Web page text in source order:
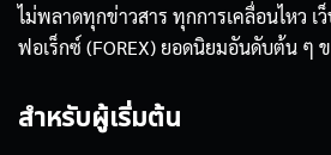
ไม่พลาดทุกข่าวสาร ทุกการเคลื่อนไหว เ
ฟอเร็กซ์ (FOREX) ยอดนิยมอันดับต้น ๆ
สำหรับผู้เริ่มต้น